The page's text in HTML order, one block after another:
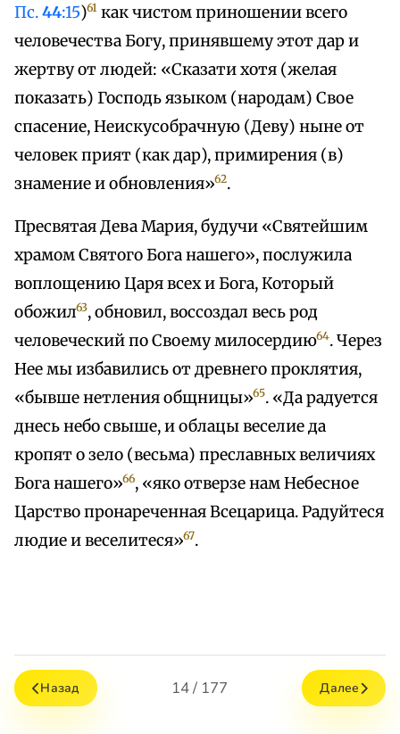
Пс.44:15)61 как чистом приношении всего
человечества Богу, принявшему этот дар и
жертву от людей: «Сказати хотя (желая
показать) Господь языком (народам) Свое
спасение, Неискусобрачную (Деву) ныне от
человек прият (как дар), примирения (в)
знамение и обновления»62.
Пресвятая Дева Мария, будучи «Святейшим
храмом Святого Бога нашего», послужила
воплощению Царя всех и Бога, Который
обожил63, обновил, воссоздал весь род
человеческий по Своему милосердию64. Через
Нее мы избавились от древнего проклятия,
«бывше нетления общницы»65. «Да радуется
днесь небо свыше, и облацы веселие да
кропят о зело (весьма) преславных величиях
Бога нашего»66, «яко отверзе нам Небесное
Царство пронареченная Всецарица. Радуйтеся
людие и веселитеся»67.
Назад 14 / 177 Далее